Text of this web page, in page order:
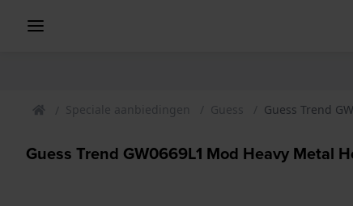
Speciale aanbiedingen Guess Guess Trend
Guess Trend GW0669L1 Mod Heavy Metal